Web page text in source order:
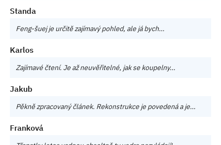
Standa
Feng-šuej je určitě zajímavý pohled, ale já bych…
Karlos
Zajímavé čtení. Je až neuvěřitelné, jak se koupelny…
Jakub
Pěkně zpracovaný článek. Rekonstrukce je povedená a je…
Franková